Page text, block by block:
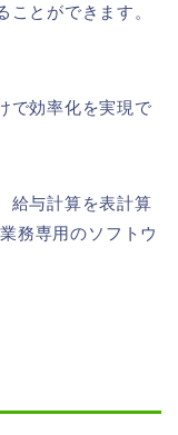
とができます。
で効率化を実現で
給与計算を表計算
務専用のソフトウ